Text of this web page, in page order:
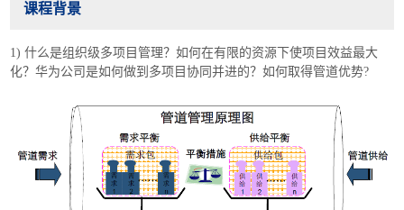
课程背景
1) 什么是组织级多项目管理？如何在有限的资源下使项目效益最大
化？华为公司是如何做到多项目协同并进的？如何取得管道优势?